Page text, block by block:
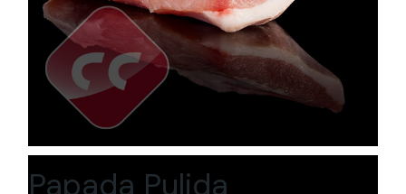
Papada Pulida